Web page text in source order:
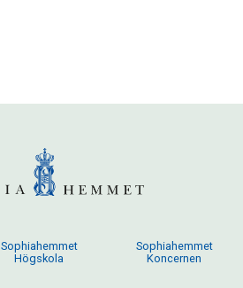
Sophiahemmet
Högskola
Sophiahemmet
Koncernen